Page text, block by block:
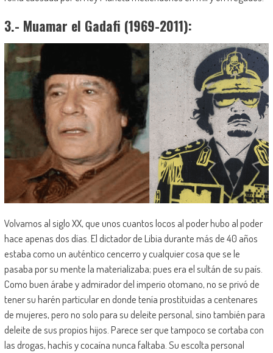
3.- Muamar el Gadafi (1969-2011):
Volvamos al siglo XX, que unos cuantos locos al poder hubo al poder
hace apenas dos días. El dictador de Libia durante más de 40 años
estaba como un auténtico cencerro y cualquier cosa que se le
pasaba por su mente la materializaba; pues era el sultán de su país.
Como buen árabe y admirador del imperio otomano, no se privó de
tener su harén particular en donde tenía prostituidas a centenares
de mujeres, pero no solo para su deleite personal, sino también para
deleite de sus propios hijos. Parece ser que tampoco se cortaba con
las drogas, hachís y cocaína nunca faltaba. Su escolta personal